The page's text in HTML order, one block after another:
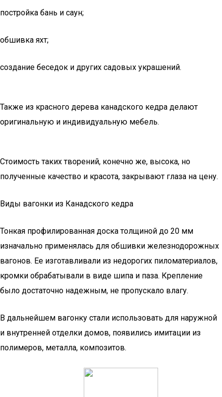
постройка бань и саун;
обшивка яхт;
создание беседок и других садовых украшений.
Также из красного дерева канадского кедра делают
оригинальную и индивидуальную мебель.
Стоимость таких творений, конечно же, высока, но
полученные качество и красота, закрывают глаза на цену.
Виды вагонки из Канадского кедра
Тонкая профилированная доска толщиной до 20 мм
изначально применялась для обшивки железнодорожных
вагонов. Ее изготавливали из недорогих пиломатериалов,
кромки обрабатывали в виде шипа и паза. Крепление
было достаточно надежным, не пропускало влагу.
В дальнейшем вагонку стали использовать для наружной
и внутренней отделки домов, появились имитации из
полимеров, металла, композитов.